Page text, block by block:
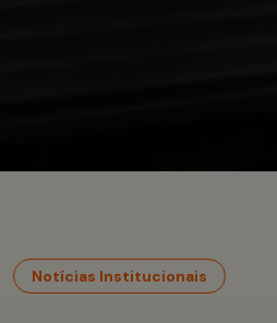
Notícias Institucionais